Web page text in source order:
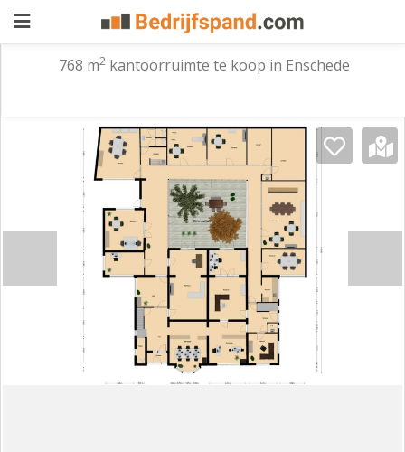
aanbieden
Waarom
adverteren
Premium
adverteren
Registreren
768 m2 kantoorruimte te koop in Enschede